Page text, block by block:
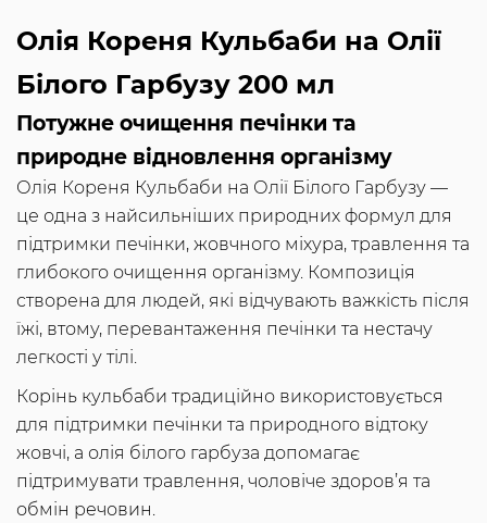
Олія Кореня Кульбаби на Олії
Білого Гарбузу 200 мл
Потужне очищення печінки та
природне відновлення організму
Олія Кореня Кульбаби на Олії Білого Гарбузу —
це одна з найсильніших природних формул для
підтримки печінки, жовчного міхура, травлення та
глибокого очищення організму. Композиція
створена для людей, які відчувають важкість після
їжі, втому, перевантаження печінки та нестачу
легкості у тілі.
Корінь кульбаби традиційно використовується
для підтримки печінки та природного відтоку
жовчі, а олія білого гарбуза допомагає
підтримувати травлення, чоловіче здоров’я та
обмін речовин.